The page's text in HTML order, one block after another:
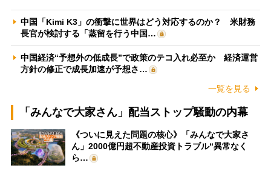
中国「Kimi K3」の衝撃に世界はどう対応するのか？ 米財務
長官が検討する「蒸留を行う中国…
中国経済“予想外の低成長”で政策のテコ入れ必至か 経済運営
方針の修正で成長加速が予想さ…
一覧を見る
「みんなで大家さん」配当ストップ騒動の内幕
《ついに見えた問題の核心》「みんなで大家さ
ん」2000億円超不動産投資トラブル“異常なく
ら…